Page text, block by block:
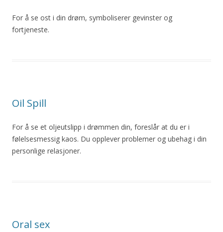
For å se ost i din drøm, symboliserer gevinster og
fortjeneste.
Oil Spill
For å se et oljeutslipp i drømmen din, foreslår at du er i
følelsesmessig kaos. Du opplever problemer og ubehag i din
personlige relasjoner.
Oral sex